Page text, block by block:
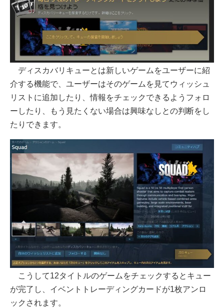
ディスカバリキューとは新しいゲームをユーザーに紹
介する機能で、ユーザーはそのゲームを見てウィッシュ
リストに追加したり、情報をチェックできるようフォロ
ーしたり、もう見たくない場合は興味なしとの判断をし
たりできます。
こうして12タイトルのゲームをチェックするとキュー
が完了し、イベントトレーディングカードが1枚アンロ
ックされます。